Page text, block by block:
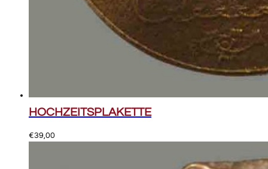
HOCHZEITSPLAKETTE
€39,00